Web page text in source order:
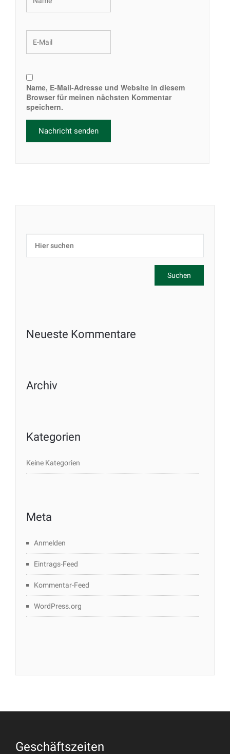
Name, E-Mail-Adresse und Website in diesem
Browser für meinen nächsten Kommentar
speichern.
Neueste Kommentare
Archiv
Kategorien
Keine Kategorien
Meta
Anmelden
Eintrags-Feed
Kommentar-Feed
WordPress.org
Geschäftszeiten